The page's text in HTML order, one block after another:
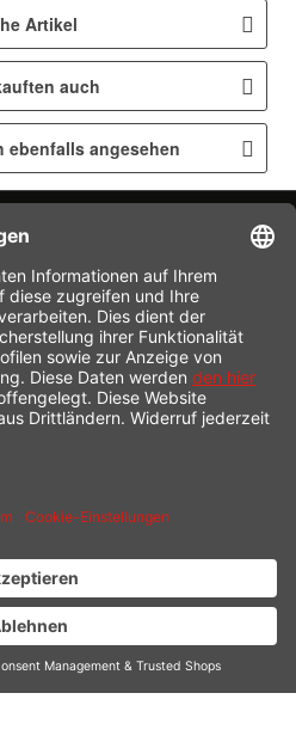
Artikel
auch
ebenfalls angesehen